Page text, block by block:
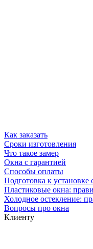
Как заказать
Сроки изготовления
Что такое замер
Окна с гарантией
Способы оплаты
Подготовка к установке
Пластиковые окна:
Холодное остекление:
Вопросы про окна
Клиенту